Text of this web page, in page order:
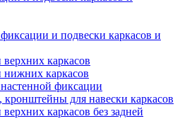
и подвески каркасов и
каркасов
нижних каркасов
фиксации
для навески каркасов
каркасов без задней